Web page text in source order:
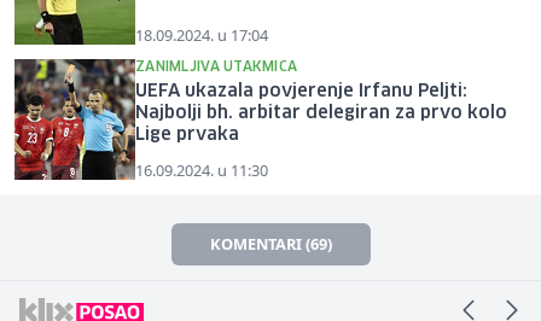
18.09.2024. u 17:04
ZANIMLJIVA UTAKMICA
UEFA ukazala povjerenje Irfanu Peljti:
Najbolji bh. arbitar delegiran za prvo kolo
Lige prvaka
16.09.2024. u 11:30
KOMENTARI (69)